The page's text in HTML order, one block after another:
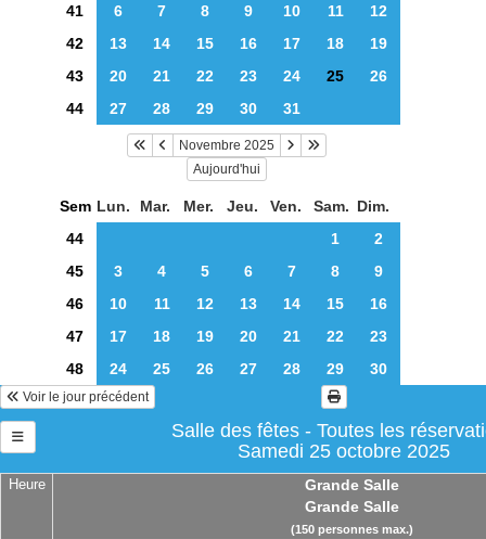
41
6 7 8 9 10 11
12
42
13 14 15 16 17 18
19
43
20 21 22 23 24 25
26
44
27 28 29 30 31
Novembre 2025
Aujourd'hui
Sem Lun. Mar. Mer. Jeu. Ven. Sam. Dim.
44
1
2
45
3 4 5 6 7 8
9
46
10 11 12 13 14 15
16
47
17 18 19 20 21 22
23
48
24 25 26 27 28 29 30
Voir le jour précédent
Salle des fêtes - Toutes les
Samedi 25 octobre 2025
Heure
Grande Salle
Grande Salle
(150 personnes max.)